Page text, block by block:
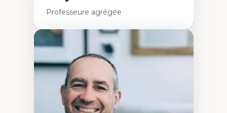
Professeure agrégée
Expertises
Pédagogies critiques et justice sociale
Éthique relationnelle et sollicitude en
éducation
Décolonisation et autochtonisation de la
formation à l’enseignement
Littératie et didactique du français
Éducation inclusive